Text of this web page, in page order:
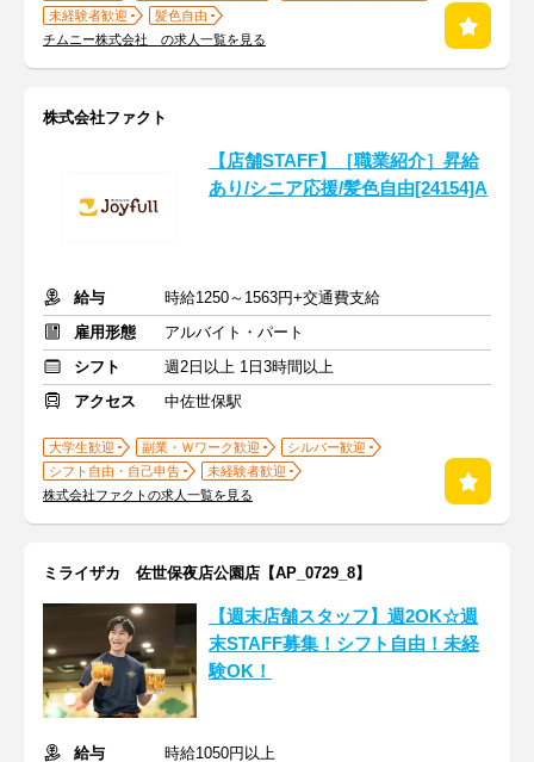
未経験者歓迎
髪色自由
チムニー株式会社 の求人一覧を見る
株式会社ファクト
【店舗STAFF】［職業紹介］昇給
あり/シニア応援/髪色自由[24154]A
給与
時給1250～1563円+交通費支給
雇用形態
アルバイト・パート
シフト
週2日以上 1日3時間以上
アクセス
中佐世保駅
大学生歓迎 副業・Ｗワーク歓迎
シルバー歓迎
シフト自由・自己申告
未経験者歓迎
株式会社ファクトの求人一覧を見る
ミライザカ 佐世保夜店公園店【AP_0729_8】
【週末店舗スタッフ】週2OK☆週
末STAFF募集！シフト自由！未経
験OK！
給与 時給1050円以上